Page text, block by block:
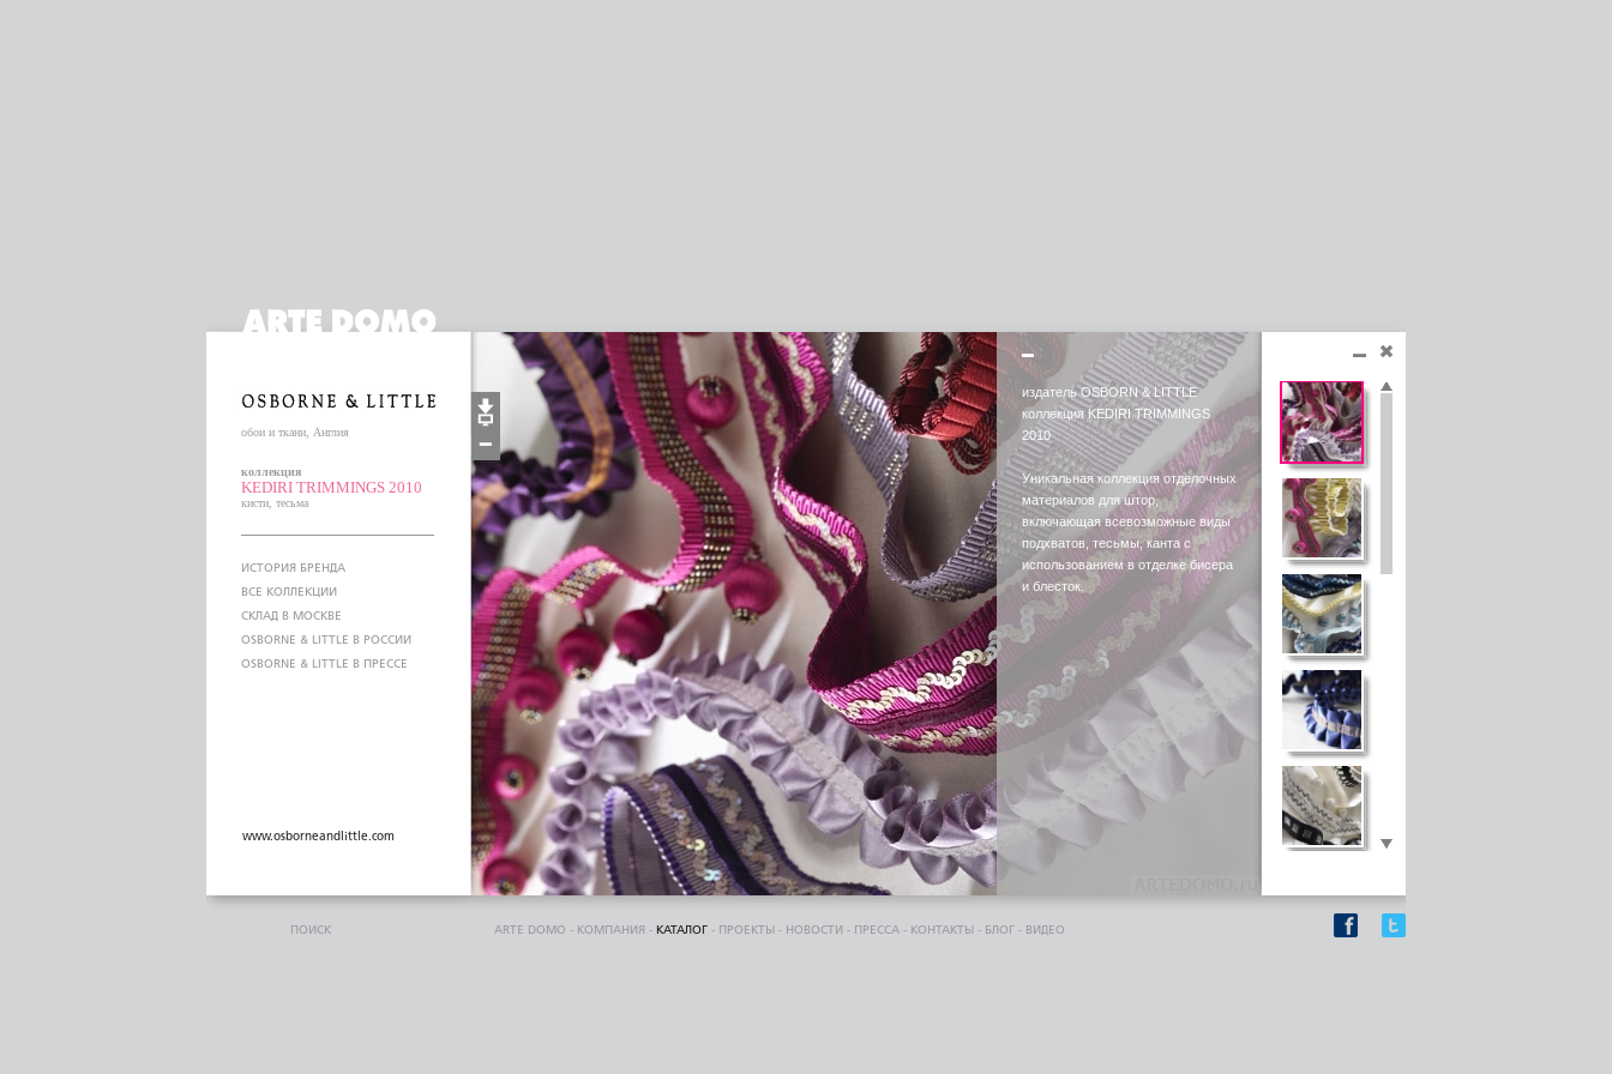
обои и ткани, Англия
коллекция
KEDIRI TRIMMINGS 2010
кисти, тесьма
ИСТОРИЯ БРЕНДА
ВСЕ КОЛЛЕКЦИИ
СКЛАД В МОСКВЕ
OSBORNE & LITTLE В РОССИИ
OSBORNE & LITTLE В ПРЕССЕ
www.osborneandlittle.com
ПОИСК
издатель OSBORN & LITTLE
коллекция KEDIRI TRIMMINGS
2010
Уникальная коллекция отделочных
материалов для штор,
включающая всевозможные виды
подхватов, тесьмы, канта с
использованием в отделке бисера
и блесток.
ARTE DOMO - КОМПАНИЯ - КАТАЛОГ - ПРОЕКТЫ - НОВОСТИ - ПРЕССА - КОНТАКТЫ - БЛОГ - ВИДЕО